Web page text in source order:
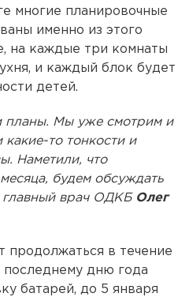
многие планировочные
именно из этого
на каждые три комнаты
и каждый блок будет
детей.
планы. Мы уже смотрим и
то тонкости и
Наметили, что
будем обсуждать
главный врач ОДКБ Олег
продолжаться в течение
последнему дню года
батарей, до 5 января